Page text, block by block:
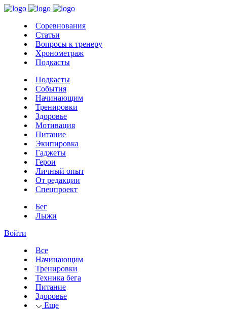
Соревнования
Статьи
Вопросы к тренеру
Хронометраж
Подкасты
Подкасты
События
Начинающим
Тренировки
Здоровье
Мотивация
Питание
Экипировка
Гаджеты
Герои
Личный опыт
От редакции
Спецпроект
Бег
Лыжи
Войти
Все
Начинающим
Тренировки
Техника бега
Питание
Здоровье
Еще